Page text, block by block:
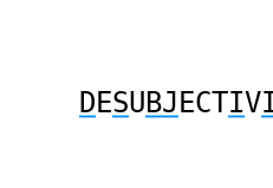
DESUBJ ECTIV